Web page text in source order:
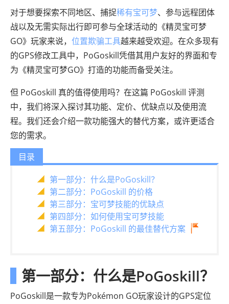
对于想要探索不同地区、捕捉稀有宝可梦、参与远程团体
战以及无需实际出行即可参与全球活动的《精灵宝可梦
GO》玩家来说， 位置欺骗工具越来越受欢迎。在众多现有
的GPS修改工具中，PoGoskill凭借其用户友好的界面和专
为《精灵宝可梦GO》打造的功能而备受关注。
但 PoGoskill 真的值得使用吗？在这篇 PoGoskill 评测
中，我们将深入探讨其功能、定价、优缺点以及使用流
程。我们还会介绍一款功能强大的替代方案，或许更适合
您的需求。
目录
第一部分：什么是PoGoskill？
第二部分：PoGoskill 的价格
第三部分：宝可梦技能的优缺点
第四部分：如何使用宝可梦技能
第五部分：PoGoskill 的最佳替代方案
第一部分：什么是PoGoskill？
PoGoskill是一款专为Pokémon GO玩家设计的GPS定位